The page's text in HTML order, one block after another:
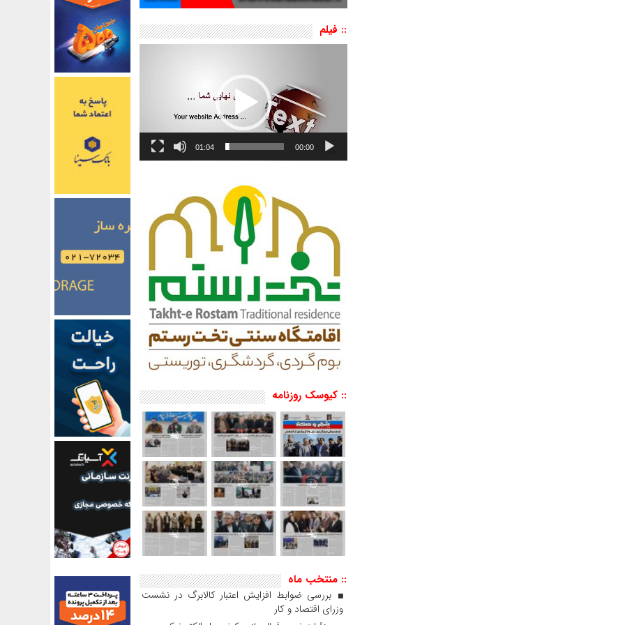
:: فیلم
نمایشگر
00:00
01:04
:: کیوسک روزنامه
:: منتخب ماه
بررسی ضوابط افزایش اعتبار کالابرگ در نشست
وزرای اقتصاد و کار